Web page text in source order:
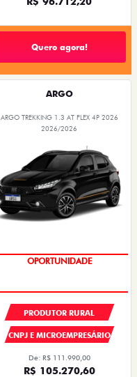
Quero agora!
ARGO
ARGO TREKKING 1.3 AT FLEX 4P 2026
2026/2026
PRODUTOR RURAL
CNPJ E MICROEMPRESÁRIO
De: R$ 111.990,00
R$ 105.270,60